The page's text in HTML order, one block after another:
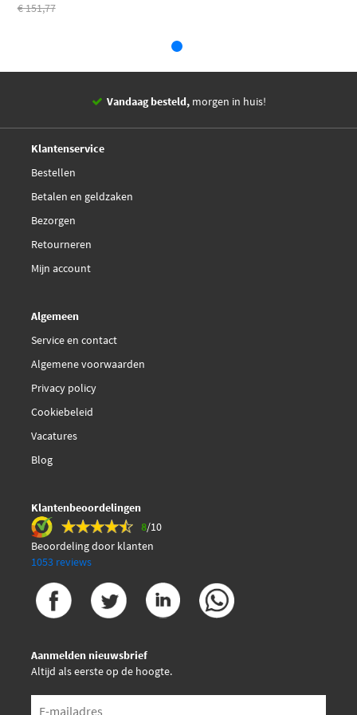
€ 151,77
Vandaag besteld, morgen in huis!
Klantenservice
Bestellen
Betalen en geldzaken
Bezorgen
Retourneren
Mijn account
Algemeen
Service en contact
Algemene voorwaarden
Privacy policy
Cookiebeleid
Vacatures
Blog
Klantenbeoordelingen
8/10
Beoordeling door klanten
1053 reviews
Aanmelden nieuwsbrief
Altijd als eerste op de hoogte.